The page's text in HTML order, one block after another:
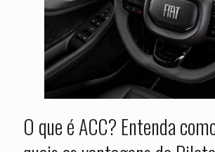
O que é ACC? Entenda